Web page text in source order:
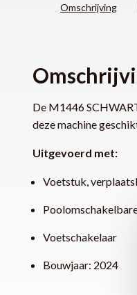
Omschrijving
De M1446
deze machine
Uitgevoerd met:
Voetstuk,
Voetschakelaar
Bouwjaar: 2024